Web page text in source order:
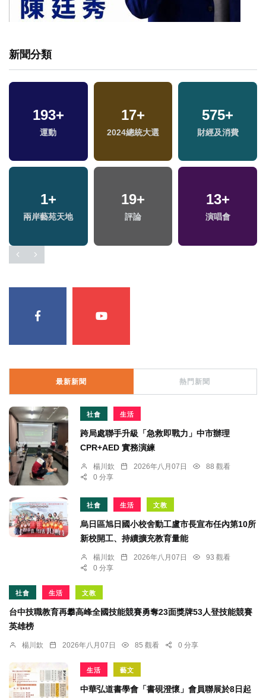
新聞分類
193+
運動
17+
2024總統大選
575+
財經及消費
1+
兩岸藝苑天地
19+
評論
13+
演唱會
293+
藝文
1882+
生活
15+
海峽論壇專區
11+
綜藝
1248+
政治
38+
2024立委選戰
最新新聞 熱門新聞
社會 生活
跨局處聯手升級「急救即戰力」中市辦理
CPR+AED 實務演練
楊川欽 2026年八月07日
88 觀看
0 分享
社會 生活 文教
烏日區旭日國小校舍動工盧市長宣布任內第10所
新校開工、持續擴充教育量能
楊川欽 2026年八月07日
93 觀看
0 分享
社會 生活 文教
台中技職教育再攀高峰全國技能競賽勇奪23面獎牌53人登技能競賽
英雄榜
楊川欽 2026年八月07日 85 觀看 0 分享
生活 藝文
中華弘道書學會「書硯澄懷」會員聯展於8日起